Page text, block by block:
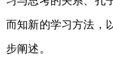
而知新的学习方法，
步阐述。